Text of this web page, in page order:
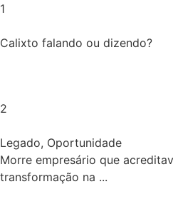
1
Calixto falando ou dizendo?
2
Legado, Oportunidade
Morre empresário que
transformação na ...